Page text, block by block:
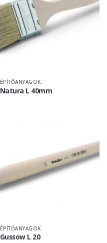
ÉPÍTŐANYAGOK
Natura L 40mm
ÉPÍTŐANYAGOK
Gussow L 20